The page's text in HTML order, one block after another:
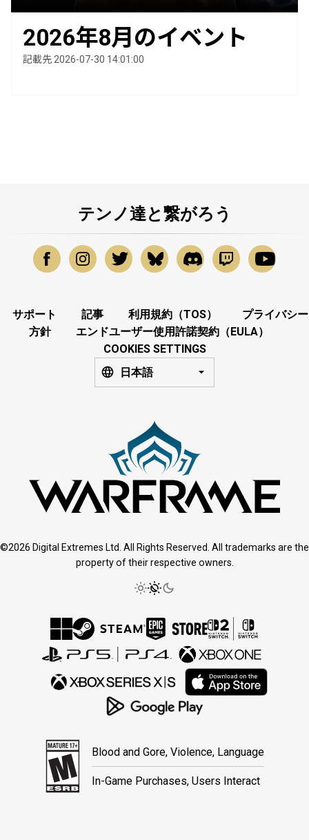
2026年8月のイベント
記載先 2026-07-30 14:01:00
テンノ達と繋がろう
サポート 記事 利用規約（TOS）
プライバシー
方針
エンドユーザー使用許諾契約（EULA）
COOKIES SETTINGS
日本語
©2026 Digital Extremes Ltd. All Rights Reserved. All trademarks are the
property of their respective owners.
Blood and Gore, Violence, Language
In-Game Purchases, Users Interact